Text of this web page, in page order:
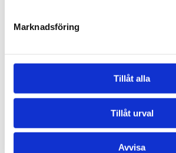
Marknadsföring
Tillåt alla
Tillåt urval
Avvisa
på plan väg, på ca 20-40 km.
Kontakta gärna våra